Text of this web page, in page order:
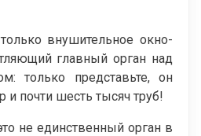
внушительное окно-
главный орган над
только представьте, он
и почти шесть тысяч труб!
не единственный орган в